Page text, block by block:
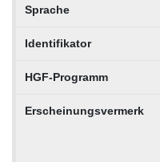
Sprache
Identifikator
HGF-Programm
Erscheinungsvermerk